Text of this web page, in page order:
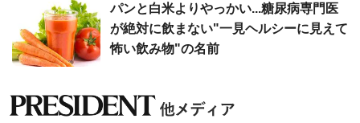
パンと白米よりやっかい...糖尿病専門医
が絶対に飲まない"一見ヘルシーに見えて
怖い飲み物"の名前